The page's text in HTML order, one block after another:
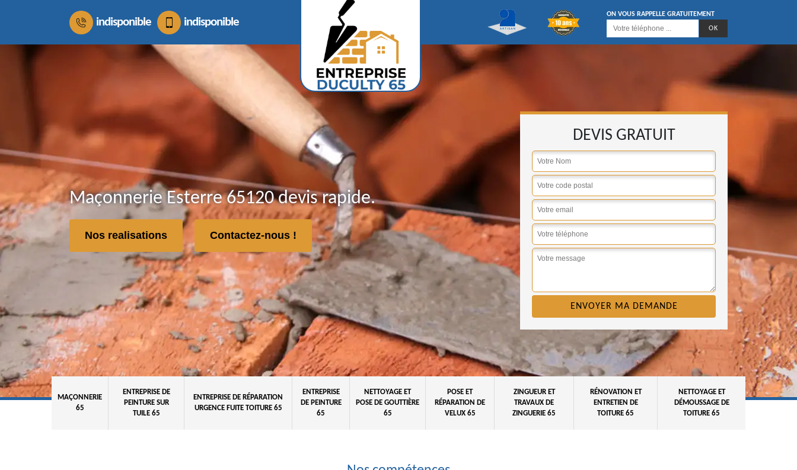
indisponible indisponible
ON VOUS RAPPELLE GRATUITEMENT
Maçonnerie Esterre 65120 devis rapide.
Nos realisations Contactez-nous !
DEVIS GRATUIT
MAÇONNERIE
65
ENTREPRISE DE
PEINTURE SUR
TUILE 65
ENTREPRISE DE RÉPARATION
URGENCE FUITE TOITURE 65
ENTREPRISE
DE PEINTURE
65
NETTOYAGE ET
POSE DE GOUTTIÈRE
65
POSE ET
RÉPARATION DE
VELUX 65
ZINGUEUR ET
TRAVAUX DE
ZINGUERIE 65
RÉNOVATION ET
ENTRETIEN DE
TOITURE 65
NETTOYAGE ET
DÉMOUSSAGE DE
TOITURE 65